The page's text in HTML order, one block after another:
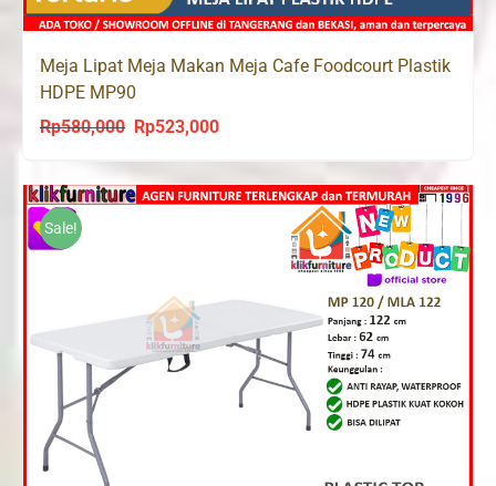
Meja Lipat Meja Makan Meja Cafe Foodcourt Plastik
HDPE MP90
Rp580,000
Original
was:
Rp523,000Current
is:
Sale!